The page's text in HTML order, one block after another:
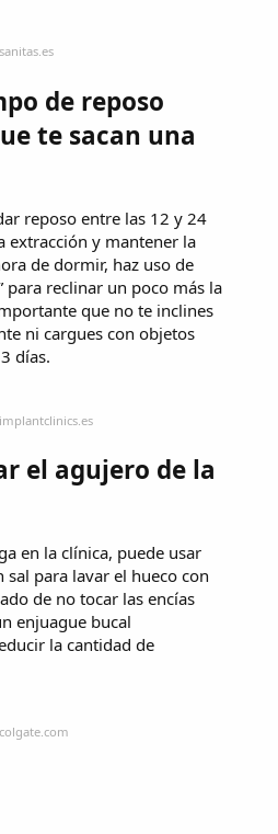
de reposo
te sacan una
reposo entre las 12 y 24
extracción y mantener la
de dormir, haz uso de
para reclinar un poco más la
que no te inclines
ni cargues con objetos
días.
el agujero de la
en la clínica, puede usar
sal para lavar el hueco con
de no tocar las encías
enjuague bucal
la cantidad de